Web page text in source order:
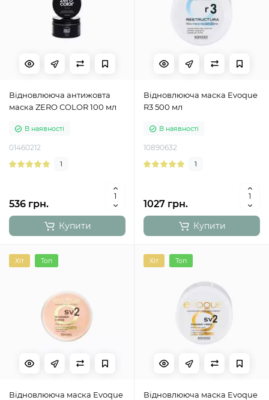
Відновлююча антижовта
маска ZERO COLOR 100 мл
В наявності
01460212
1
536 грн.
Купити
Відновлююча маска Evoque
R3 500 мл
В наявності
10890632
1
1027 грн.
Купити
Хіт Топ
Відновлююча маска Evoque
Хіт Топ
Відновлююча маска Evoque